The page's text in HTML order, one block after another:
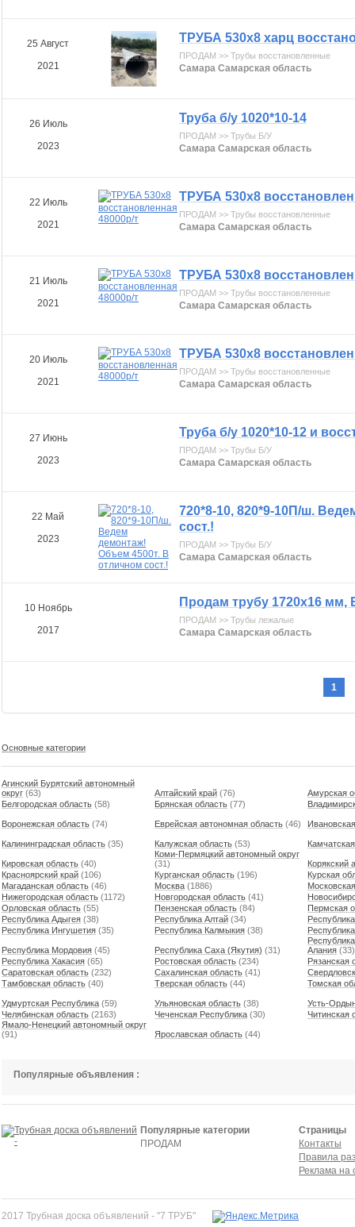
25 Август
2021
ТРУБА 530х8 харц
ПРОДАМ >> Трубы восстановленные
Самара Самарская область
26 Июль
2023
Труба б/у 1020*10-14
ПРОДАМ >> Трубы Б/У
Самара Самарская область
22 Июль
2021
ТРУБА 530х8
ПРОДАМ >> Трубы восстановленные
Самара Самарская область
21 Июль
2021
ТРУБА 530х8
ПРОДАМ >> Трубы восстановленные
Самара Самарская область
20 Июль
2021
ТРУБА 530х8
ПРОДАМ >> Трубы восстановленные
Самара Самарская область
27 Июнь
2023
Труба б/у 1020*10-12 и
ПРОДАМ >> Трубы Б/У
Самара Самарская область
22 Май
2023
720*8-10, 820*9-10П/ш.
сост.!
ПРОДАМ >> Трубы Б/У
Самара Самарская область
10 Ноябрь
2017
Продам трубу 1720х16 мм,
ПРОДАМ >> Трубы лежалые
Самара Самарская область
1
Основные категории
Агинский Бурятский автономный
округ (63) Алтайский край (76)
Амурская
Белгородская область (58) Брянская область (77)
Воронежская область (74) Еврейская автономная область (46)
Калининградская область (35) Калужская область (53)
Кировская область (40)
Коми-Пермяцкий автономный округ
(31)
Корякский
Красноярский край (106) Курганская область (196)
Курская
Магаданская область (46) Москва (1886)
Нижегородская область (1172) Новгородская область (41)
Орловская область (55) Пензенская область (84)
Пермская
Республика Адыгея (38) Республика Алтай (34)
Республика Ингушетия (35) Республика Калмыкия (38)
Республика Мордовия (45) Республика Саха (Якутия) (31)
Алания (33)
Республика Хакасия (65) Ростовская область (234)
Рязанская
Саратовская область (232) Сахалинская область (41)
Тамбовская область (40) Тверская область (44) Томская
Удмуртская Республика (59) Ульяновская область (38)
Усть-
Челябинская область (2163) Чеченская Республика (30)
Читинская
Ямало-Ненецкий автономный округ
(91)
Ярославская область (44)
Популярные объявления :
Популярные категории
ПРОДАМ
Страницы
Контакты
Правила
Реклама на
2017 Трубная доска объявлений - "7 ТРУБ"